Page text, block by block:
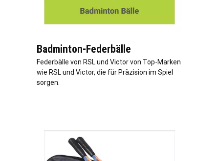
Badminton-Federbälle
Federbälle von RSL und Victor von Top-Marken
wie RSL und Victor, die für Präzision im Spiel
sorgen.